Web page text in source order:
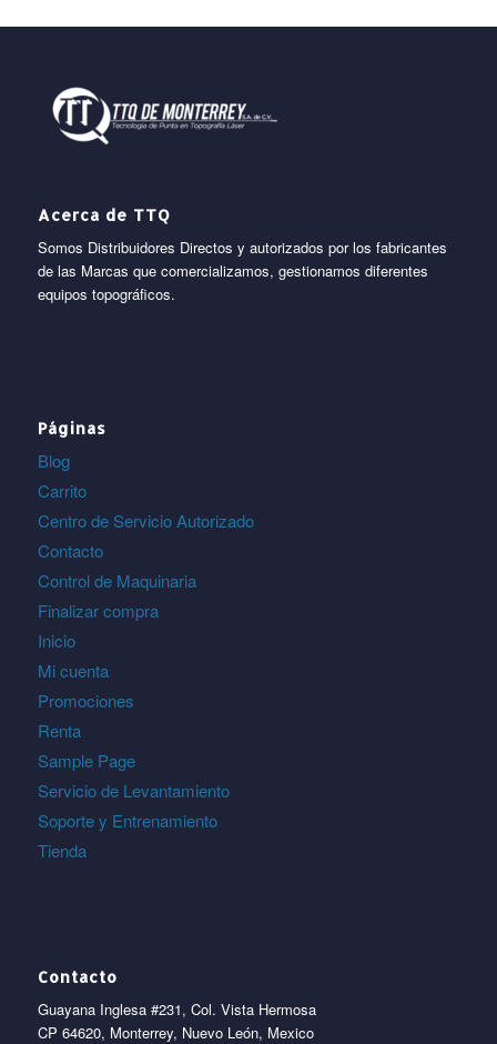
Acerca de TTQ
Somos Distribuidores Directos y autorizados por los fabricantes
de las Marcas que comercializamos, gestionamos diferentes
equipos topográficos.
Páginas
Blog
Carrito
Centro de Servicio Autorizado
Contacto
Control de Maquinaria
Finalizar compra
Inicio
Mi cuenta
Promociones
Renta
Sample Page
Servicio de Levantamiento
Soporte y Entrenamiento
Tienda
Contacto
Guayana Inglesa #231, Col. Vista Hermosa
CP 64620, Monterrey, Nuevo León, Mexico